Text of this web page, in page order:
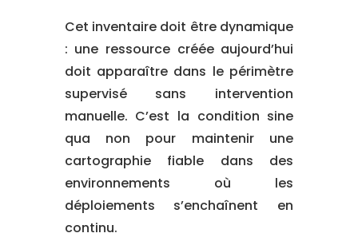
Cet inventaire doit être dynamique
: une ressource créée aujourd’hui
doit apparaître dans le périmètre
supervisé sans intervention
manuelle. C’est la condition sine
qua non pour maintenir une
cartographie fiable dans des
environnements où les
déploiements s’enchaînent en
continu.